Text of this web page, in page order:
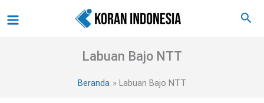
ke
Cari
Labuan Bajo NTT
Beranda Labuan Bajo NTT